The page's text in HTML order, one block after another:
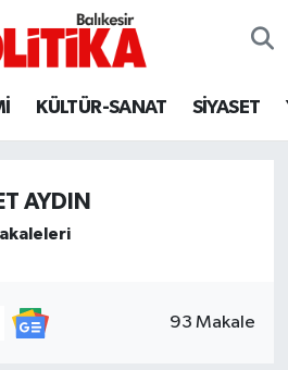
KÜLTÜR-SANAT SİYASET
AYDIN
93 Makale
Vakitleri
Haritası
ve Fikstür